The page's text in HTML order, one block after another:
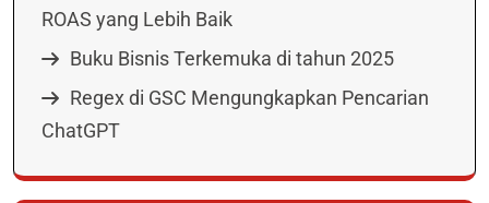
ROAS yang Lebih Baik
Buku Bisnis Terkemuka di tahun 2025
Regex di GSC Mengungkapkan Pencarian
ChatGPT